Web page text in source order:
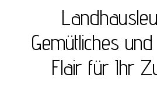
Gemütliches
Flair für Ihr